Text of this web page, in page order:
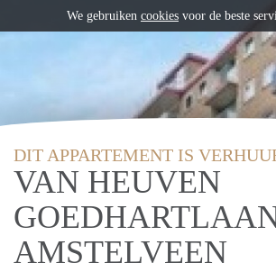
DIT APPARTEMENT IS
VAN HEUVEN
AMSTELVEEN
We gebruiken cookies voor de beste